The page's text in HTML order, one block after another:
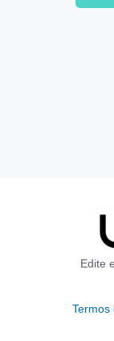
Edite
Termos